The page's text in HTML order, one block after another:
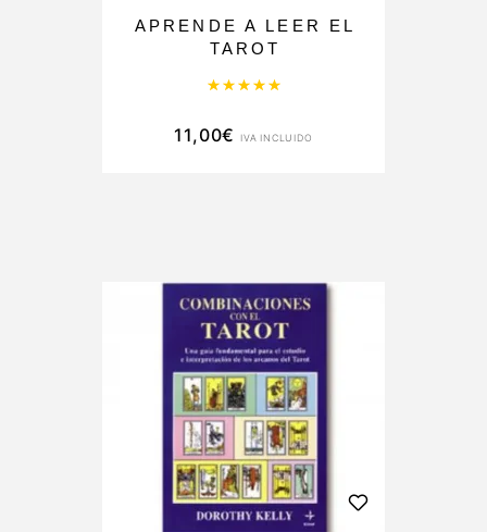
APRENDE A LEER EL
TAROT
Valorado con
11,00€ IVA INCLUIDO